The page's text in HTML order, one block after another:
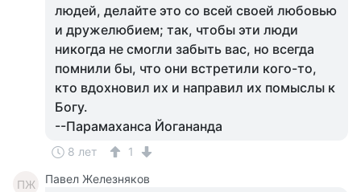
людей, делайте это со всей своей любовью
и дружелюбием; так, чтобы эти люди
никогда не смогли забыть вас, но всегда
помнили бы, что они встретили кого-то,
кто вдохновил их и направил их помыслы к
Богу.
--Парамаханса Йогананда
8 лет 1
ПЖ Павел Железняков